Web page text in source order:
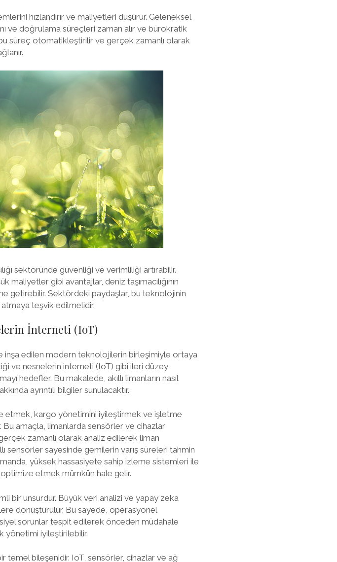
hızlandırır ve maliyetleri düşürür. Geleneksel
ve doğrulama süreçleri zaman alır ve bürokratik
süreç otomatikleştirilir ve gerçek zamanlı olarak
sektöründe güvenliği ve verimliliği artırabilir.
maliyetler gibi avantajlar, deniz taşımacılığının
getirebilir. Sektördeki paydaşlar, bu teknolojinin
teşvik edilmelidir.
İnterneti (IoT)
inşa edilen modern teknolojilerin birleşimiyle ortaya
ve nesnelerin interneti (IoT) gibi ileri düzey
hedefler. Bu makalede, akıllı limanların nasıl
ayrıntılı bilgiler sunulacaktır.
etmek, kargo yönetimini iyileştirmek ve işletme
Bu amaçla, limanlarda sensörler ve cihazlar
zamanlı olarak analiz edilerek liman
sensörler sayesinde gemilerin varış süreleri tahmin
yüksek hassasiyete sahip izleme sistemleri ile
etmek mümkün hale gelir.
bir unsurdur. Büyük veri analizi ve yapay zeka
dönüştürülür. Bu sayede, operasyonel
sorunlar tespit edilerek önceden müdahale
yönetimi iyileştirilebilir.
temel bileşenidir. IoT, sensörler, cihazlar ve ağ